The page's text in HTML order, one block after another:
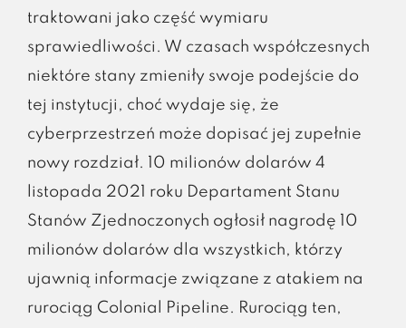
traktowani jako część wymiaru
sprawiedliwości. W czasach współczesnych
niektóre stany zmieniły swoje podejście do
tej instytucji, choć wydaje się, że
cyberprzestrzeń może dopisać jej zupełnie
nowy rozdział. 10 milionów dolarów 4
listopada 2021 roku Departament Stanu
Stanów Zjednoczonych ogłosił nagrodę 10
milionów dolarów dla wszystkich, którzy
ujawnią informacje związane z atakiem na
rurociąg Colonial Pipeline. Rurociąg ten,